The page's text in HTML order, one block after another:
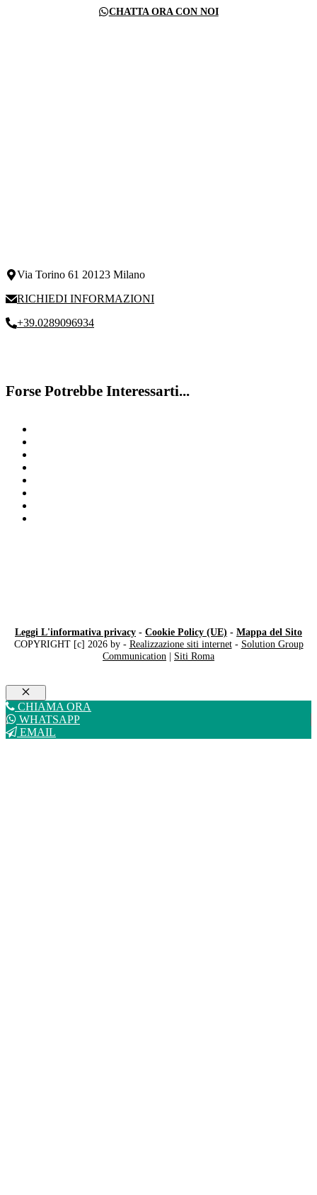
CHATTA ORA CON NOI
Via Torino 61 20123 Milano
RICHIEDI INFORMAZIONI
+39.0289096934
Forse Potrebbe Interessarti...
Leggi L'informativa privacy - Cookie Policy (UE) - Mappa del Sito
COPYRIGHT [c] 2026 by - Realizzazione siti internet- Solution Group
Communication | Siti Roma
Chiudi
CHIAMA ORA
WHATSAPP
EMAIL